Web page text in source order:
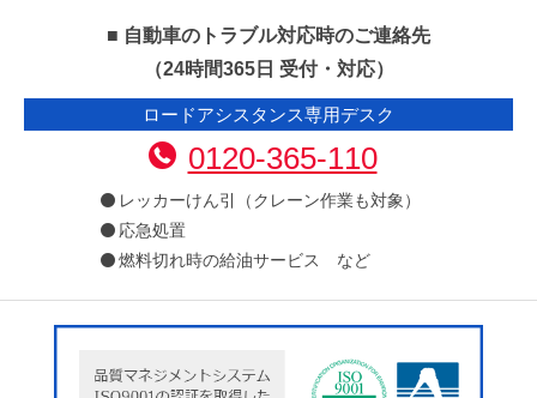
■ 自動車のトラブル対応時のご連絡先
（24時間365日 受付・対応）
ロードアシスタンス専用デスク
0120-365-110
レッカーけん引（クレーン作業も対象）
応急処置
燃料切れ時の給油サービス など